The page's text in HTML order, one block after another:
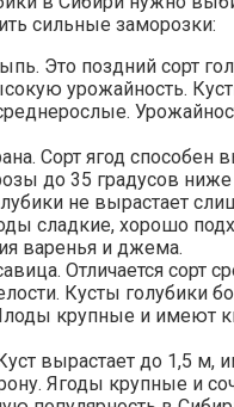
сильные заморозки:
Это поздний сорт
урожайность.
Сорт ягод способен
до 35 градусов ниже
не вырастает
сладкие, хорошо
варенья и джема.
Отличается сорт
Кусты голубики
крупные и имеют
вырастает до 1,5 м,
Ягоды крупные и